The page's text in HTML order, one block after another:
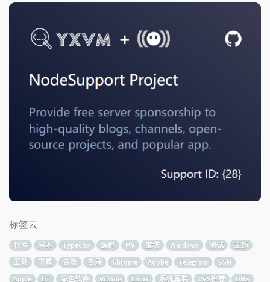
标签云
软件 脚本 Typecho 源码 MV 宝塔 Windows 测试
主题
工具
下载 谷歌 目录 Chrome Adobe Telegram
SSH
Apple
BT 绿色软件 Rclone Linux 系统重装 VPS推荐 DNS